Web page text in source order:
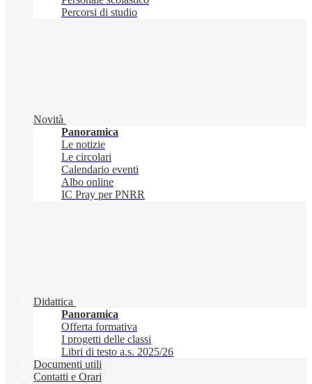
Percorsi di studio
Novità
Panoramica
Le notizie
Le circolari
Calendario eventi
Albo online
IC Pray per PNRR
Didattica
Panoramica
Offerta formativa
I progetti delle classi
Libri di testo a.s. 2025/26
Documenti utili
Contatti e Orari